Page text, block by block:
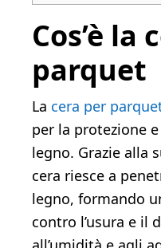
Cos’è la
parquet
La cera per
per la protezione
legno. Grazie alla
cera riesce a
legno, formando
contro l’usura e il